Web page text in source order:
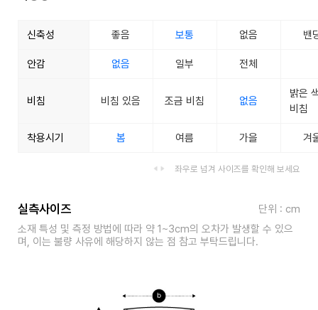
신축성 좋음 보통 없음 밴
안감 없음 일부 전체
비침 비침 있음 조금 비침 없음
밝은
비침
착용시기 봄 여름 가을 겨
좌우로 넘겨 사이즈를 확인해 보세요
실측사이즈
단위 : cm
소재 특성 및 측정 방법에 따라 약 1~3cm의 오차가 발생할 수 있으
며, 이는 불량 사유에 해당하지 않는 점 참고 부탁드립니다.